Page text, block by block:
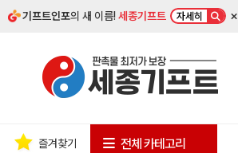
기프트인포의 새 이름!세종기프트 자세히 ×
즐겨찾기 전체 카테고리